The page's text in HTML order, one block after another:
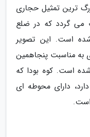
ارتفاع، بزرگ ترین تمثیل حجاری
می گردد که در ضلع
است. این تصویر
به مناسبت پنجاهمین
است. کوه بودا که
دارد، دارای محوطه ای
است.